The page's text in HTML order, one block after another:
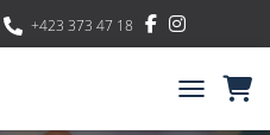
+423 373 47 18